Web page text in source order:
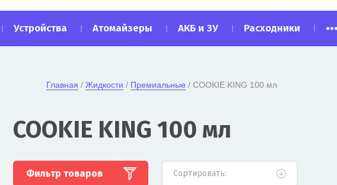
Устройства Атомайзеры АКБ и ЗУ Расходники ...
Главная / Жидкости / Премиальные / COOKIE KING 100 мл
COOKIE KING 100 мл
Фильтр товаров Сортировать: